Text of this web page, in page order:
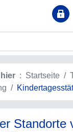
Startseite
Standorte